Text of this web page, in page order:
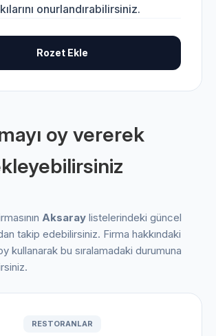
onurlandırabilirsiniz.
Rozet Ekle
oy vererek
Aksaray listelerindeki güncel
takip edebilirsiniz. Firma hakkındaki
kullanarak bu sıralamadaki durumuna
RESTORANLAR